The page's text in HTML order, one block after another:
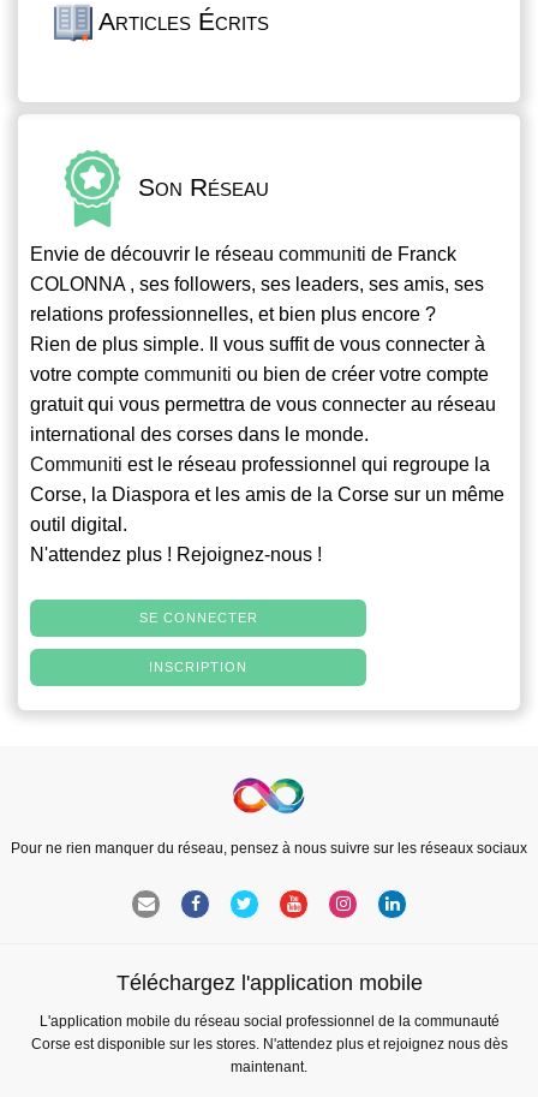
Articles Écrits
Son Réseau
Envie de découvrir le réseau communiti de Franck
COLONNA , ses followers, ses leaders, ses amis, ses
relations professionnelles, et bien plus encore ?
Rien de plus simple. Il vous suffit de vous connecter à
votre compte communiti ou bien de créer votre compte
gratuit qui vous permettra de vous connecter au réseau
international des corses dans le monde.
Communiti est le réseau professionnel qui regroupe la
Corse, la Diaspora et les amis de la Corse sur un même
outil digital.
N'attendez plus ! Rejoignez-nous !
SE CONNECTER
INSCRIPTION
Pour ne rien manquer du réseau, pensez à nous suivre sur les réseaux sociaux
Téléchargez l'application mobile
L'application mobile du réseau social professionnel de la communauté
Corse est disponible sur les stores. N'attendez plus et rejoignez nous dès
maintenant.